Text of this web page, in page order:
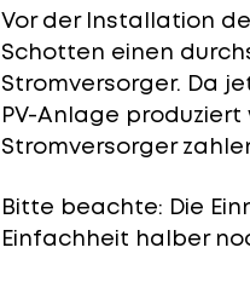
Vor der Installation
Schotten einen
Stromversorger. Da
PV-Anlage
Stromversorger
Bitte beachte: Die
Einfachheit halber